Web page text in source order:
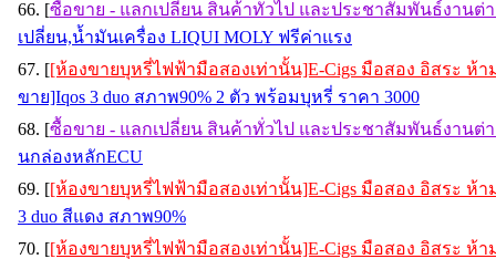
66. [ซื้อขาย - แลกเปลี่ยน สินค้าทั่วไป และประชาสัมพันธ์งานต่า
เปลี่ยน,น้ำมันเครื่อง LIQUI MOLY ฟรีค่าแรง
67. [[ห้องขายบุหรี่ไฟฟ้ามือสองเท่านั้น]E-Cigs มือสอง อิสระ ห้
ขาย]Iqos 3 duo สภาพ90% 2 ตัว พร้อมบุหรี่ ราคา 3000
68. [ซื้อขาย - แลกเปลี่ยน สินค้าทั่วไป และประชาสัมพันธ์งานต่า
นกล่องหลักECU
69. [[ห้องขายบุหรี่ไฟฟ้ามือสองเท่านั้น]E-Cigs มือสอง อิสระ ห้
3 duo สีแดง สภาพ90%
70. [[ห้องขายบุหรี่ไฟฟ้ามือสองเท่านั้น]E-Cigs มือสอง อิสระ ห้